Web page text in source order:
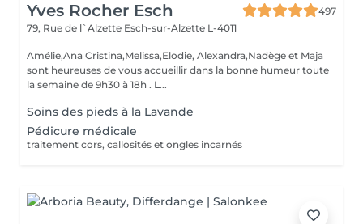
Yves Rocher Esch
497
79, Rue de l`Alzette Esch-sur-Alzette L-4011
Amélie,Ana Cristina,Melissa,Elodie, Alexandra,Nadège et Maja
sont heureuses de vous accueillir dans la bonne humeur toute
la semaine de 9h30 à 18h . L...
Soins des pieds à la Lavande
Pédicure médicale
traitement cors, callosités et ongles incarnés